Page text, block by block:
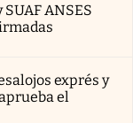
ANSES
exprés y
el